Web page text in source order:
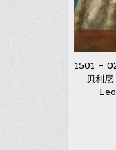
1501 –
贝利